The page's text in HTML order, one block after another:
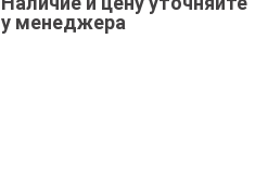
у менеджера